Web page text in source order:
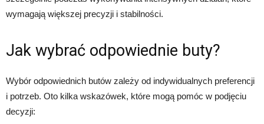
wymagają większej precyzji i stabilności.
Jak wybrać odpowiednie buty?
Wybór odpowiednich butów zależy od indywidualnych preferencji
i potrzeb. Oto kilka wskazówek, które mogą pomóc w podjęciu
decyzji: